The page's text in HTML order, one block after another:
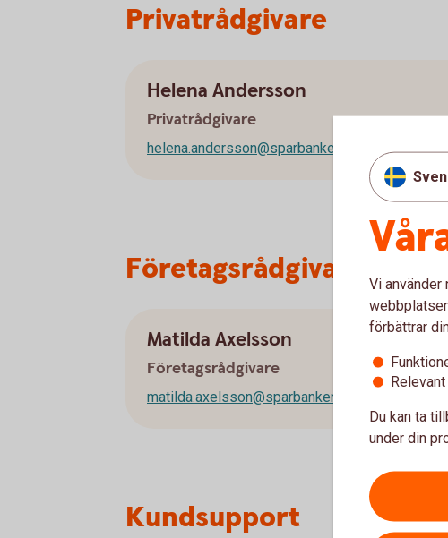
Privatrådgivare
Helena Andersson
Privatrådgivare
helena.andersson@sparbankensjuharad.se
Företagsrådgivare
Matilda Axelsson
Företagsrådgivare
matilda.axelsson@sparbankensjuharad.se
Kundsupport
Vi
förbättrar
Du kan ta
under din